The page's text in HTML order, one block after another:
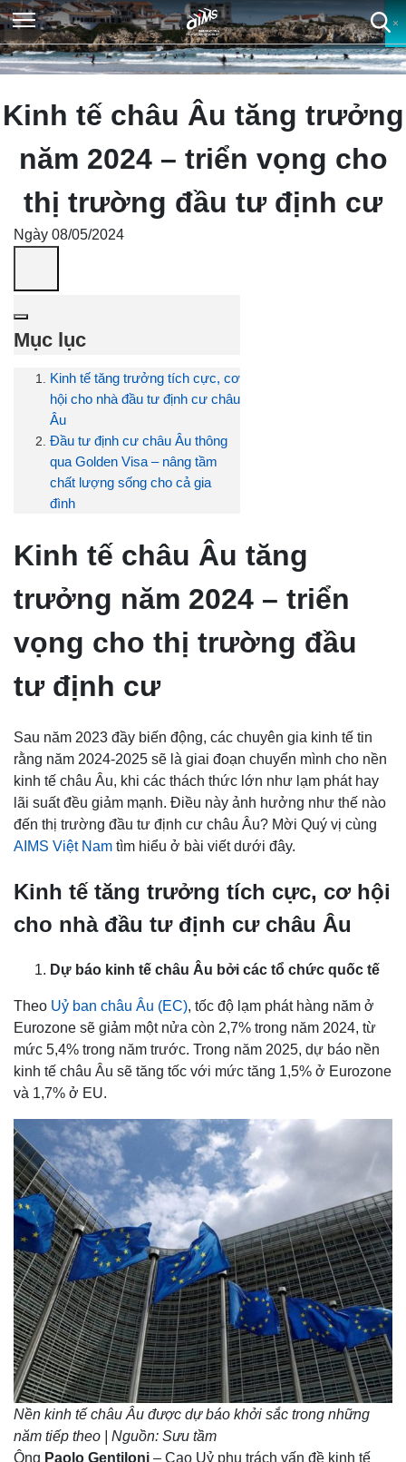
Kinh tế châu Âu tăng trưởng
năm 2024 – triển vọng cho
thị trường đầu tư định cư
Ngày 08/05/2024
Mục lục
Kinh tế tăng trưởng tích cực, cơ
hội cho nhà đầu tư định cư châu
Âu
Đầu tư định cư châu Âu thông
qua Golden Visa – nâng tầm
chất lượng sống cho cả gia
đình
Kinh tế châu Âu tăng
trưởng năm 2024 – triển
vọng cho thị trường đầu
tư định cư
Sau năm 2023 đầy biến động, các chuyên gia kinh tế tin
rằng năm 2024-2025 sẽ là giai đoạn chuyển mình cho nền
kinh tế châu Âu, khi các thách thức lớn như lạm phát hay
lãi suất đều giảm mạnh. Điều này ảnh hưởng như thế nào
đến thị trường đầu tư định cư châu Âu? Mời Quý vị cùng
AIMS Việt Nam tìm hiểu ở bài viết dưới đây.
Kinh tế tăng trưởng tích cực, cơ hội
cho nhà đầu tư định cư châu Âu
Dự báo kinh tế châu Âu bởi các tổ chức quốc tế
Theo Uỷ ban châu Âu (EC), tốc độ lạm phát hàng năm ở
Eurozone sẽ giảm một nửa còn 2,7% trong năm 2024, từ
mức 5,4% trong năm trước. Trong năm 2025, dự báo nền
kinh tế châu Âu sẽ tăng tốc với mức tăng 1,5% ở Eurozone
và 1,7% ở EU.
Nền kinh tế châu Âu được dự báo khởi sắc trong những
năm tiếp theo | Nguồn: Sưu tầm
Ông Paolo Gentiloni – Cao Uỷ phụ trách vấn đề kinh tế
×
×
×
×